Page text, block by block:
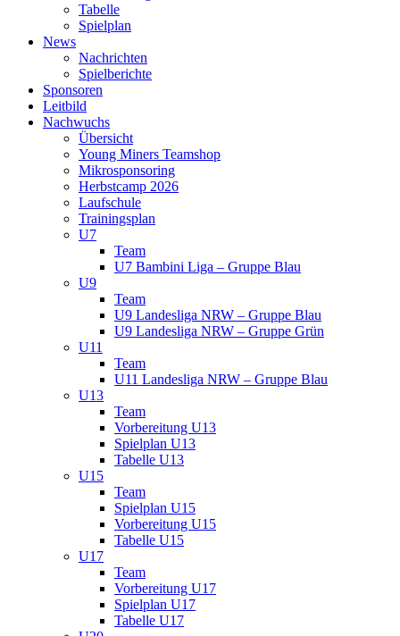
Tabelle
Spielplan
News
Nachrichten
Spielberichte
Sponsoren
Leitbild
Nachwuchs
Übersicht
Young Miners Teamshop
Mikrosponsoring
Herbstcamp 2026
Laufschule
Trainingsplan
U7
Team
U7 Bambini Liga – Gruppe Blau
U9
Team
U9 Landesliga NRW – Gruppe Blau
U9 Landesliga NRW – Gruppe Grün
U11
Team
U11 Landesliga NRW – Gruppe Blau
U13
Team
Vorbereitung U13
Spielplan U13
Tabelle U13
U15
Team
Spielplan U15
Vorbereitung U15
Tabelle U15
U17
Team
Vorbereitung U17
Spielplan U17
Tabelle U17